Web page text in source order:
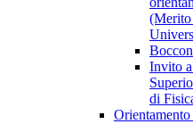
(Merito
Invito
di